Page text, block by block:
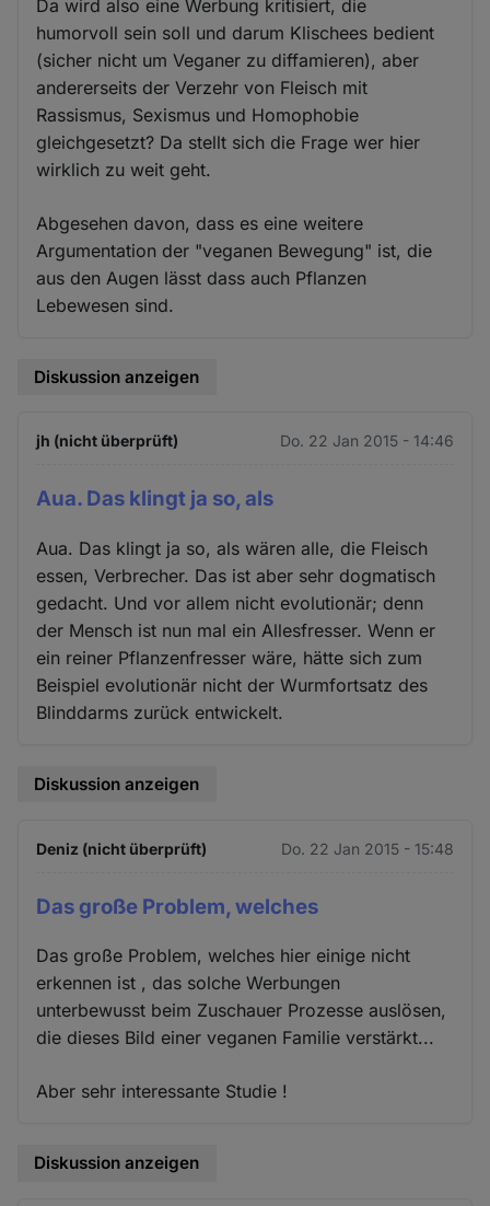
Da wird also eine Werbung kritisiert, die
humorvoll sein soll und darum Klischees bedient
(sicher nicht um Veganer zu diffamieren), aber
andererseits der Verzehr von Fleisch mit
Rassismus, Sexismus und Homophobie
gleichgesetzt? Da stellt sich die Frage wer hier
wirklich zu weit geht.
Abgesehen davon, dass es eine weitere
Argumentation der "veganen Bewegung" ist, die
aus den Augen lässt dass auch Pflanzen
Lebewesen sind.
Diskussion anzeigen
jh (nicht überprüft) Do. 22 Jan 2015 - 14:46
Aua. Das klingt ja so, als
Aua. Das klingt ja so, als wären alle, die Fleisch
essen, Verbrecher. Das ist aber sehr dogmatisch
gedacht. Und vor allem nicht evolutionär; denn
der Mensch ist nun mal ein Allesfresser. Wenn er
ein reiner Pflanzenfresser wäre, hätte sich zum
Beispiel evolutionär nicht der Wurmfortsatz des
Blinddarms zurück entwickelt.
Diskussion anzeigen
Deniz (nicht überprüft) Do. 22 Jan 2015 - 15:48
Das große Problem, welches
Das große Problem, welches hier einige nicht
erkennen ist , das solche Werbungen
unterbewusst beim Zuschauer Prozesse auslösen,
die dieses Bild einer veganen Familie verstärkt...
Aber sehr interessante Studie !
Diskussion anzeigen